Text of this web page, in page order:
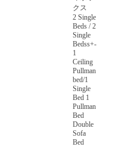
クス
2 Single
Beds / 2
Single
Bedss+-
1
Ceiling
Pullman
bed/1
Single
Bed 1
Pullman
Bed
Double
Sofa
Bed